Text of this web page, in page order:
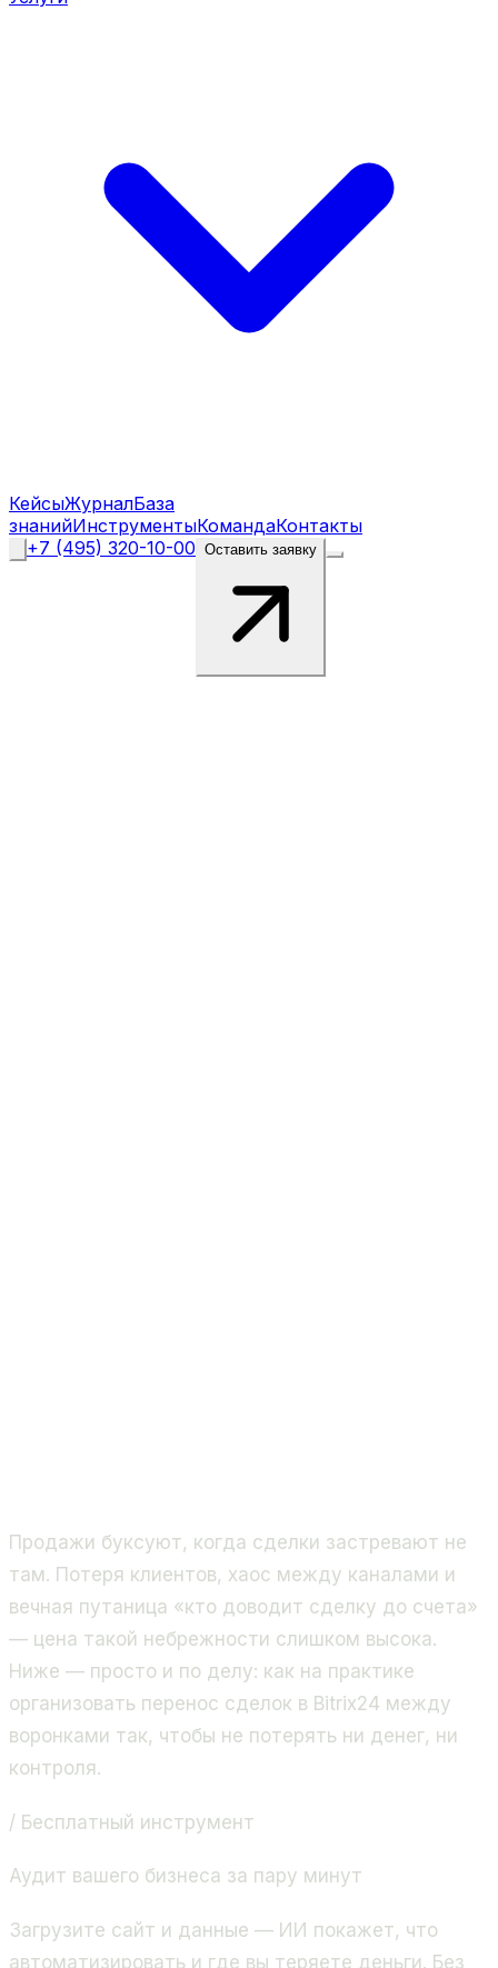
КейсыЖурналБаза
знанийИнструментыКомандаКонтакты
+7 (495) 320-10-00 Оставить заявку
Продажи буксуют, когда сделки застревают не
там. Потеря клиентов, хаос между каналами и
вечная путаница «кто доводит сделку до счета»
— цена такой небрежности слишком высока.
Ниже — просто и по делу: как на практике
организовать перенос сделок в Bitrix24 между
воронками так, чтобы не потерять ни денег, ни
контроля.
/ Бесплатный инструмент
Аудит вашего бизнеса за пару минут
Загрузите сайт и данные — ИИ покажет, что
автоматизировать и где вы теряете деньги. Без